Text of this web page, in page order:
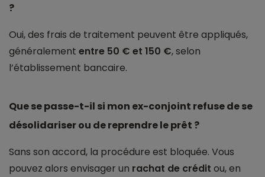
?
Oui, des frais de traitement peuvent être appliqués,
généralement entre 50 € et 150 €, selon
l’établissement bancaire.
Que se passe-t-il si mon ex-conjoint refuse de se
désolidariser ou de reprendre le prêt ?
Sans son accord, la procédure est bloquée. Vous
pouvez alors envisager un rachat de crédit ou, en